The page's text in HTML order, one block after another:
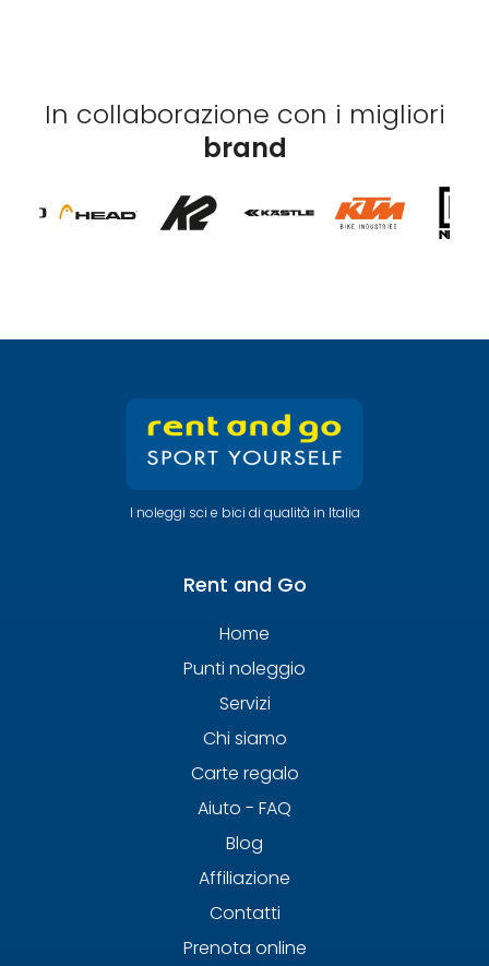
In collaborazione con i migliori
brand
I noleggi sci e bici di qualità in Italia
Rent and Go
Home
Punti noleggio
Servizi
Chi siamo
Carte regalo
Aiuto - FAQ
Blog
Affiliazione
Contatti
Prenota online